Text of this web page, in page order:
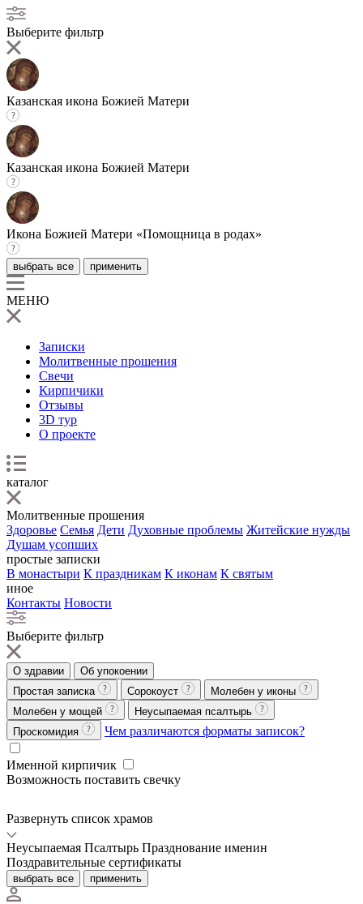
Выберите фильтр
Казанская икона Божией Матери
Казанская икона Божией Матери
Икона Божией Матери «Помощница в родах»
выбрать все применить
МЕНЮ
Записки
Молитвенные прошения
Свечи
Кирпичики
Отзывы
3D тур
О проекте
каталог
Молитвенные прошения
Здоровье Семья Дети Духовные проблемы Житейские нужды
Душам усопших
простые записки
В монастыри К праздникам К иконам К святым
иное
Контакты Новости
Выберите фильтр
О здравии
Об упокоении
Простая записка
Сорокоуст
Молебен у иконы
Молебен у мощей
Неусыпаемая псалтырь
Проскомидия
Чем различаются форматы записок?
Именной кирпичик
Возможность поставить свечку
Развернуть список храмов
Неусыпаемая Псалтырь Празднование именин
Поздравительные сертификаты
выбрать все применить